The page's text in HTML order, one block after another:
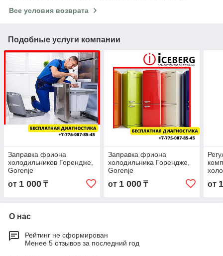
Все условия возврата
Подобные услуги компании
Заправка фриона
холодильников Горендже,
Gorenje
от 1 000 ₸
Заправка фриона
холодильника Горендже,
Gorenje
от 1 000₸ от
О нас
Рейтинг не сформирован
Менее 5 отзывов за последний год